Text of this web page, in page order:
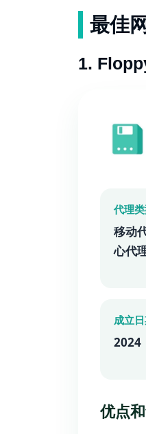
最佳
1.
代理
移动
心代
成立日
2024
优点